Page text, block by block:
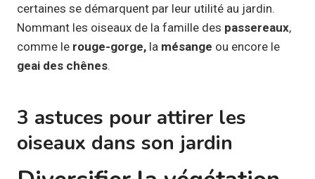
certaines se démarquent par leur utilité au jardin.
Nommant les oiseaux de la famille des passereaux,
comme le rouge-gorge, la mésange ou encore le
geai des chênes.
3 astuces pour attirer les
oiseaux dans son jardin